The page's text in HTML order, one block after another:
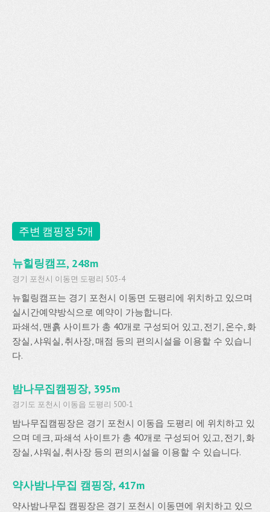
주변 캠핑장 5개
뉴힐링캠프, 248m
경기 포천시 이동면 도평리 503-4
뉴힐링캠프는 경기 포천시 이동면 도평리에 위치하고 있으며
실시간예약방식으로 예약이 가능합니다.
파쇄석, 맨흙 사이트가 총 40개로 구성되어 있고, 전기, 온수, 화
장실, 샤워실, 취사장, 매점 등의 편의시설을 이용할 수 있습니
다.
밤나무집캠핑장, 395m
경기도 포천시 이동읍 도평리 500-1
밤나무집캠핑장은 경기 포천시 이동읍 도평리 에 위치하고 있
으며 데크, 파쇄석 사이트가 총 40개로 구성되어 있고, 전기, 화
장실, 샤워실, 취사장 등의 편의시설을 이용할 수 있습니다.
약사밤나무집 캠핑장, 417m
약사밤나무집 캠핑장은 경기 포천시 이동면에 위치하고 있으